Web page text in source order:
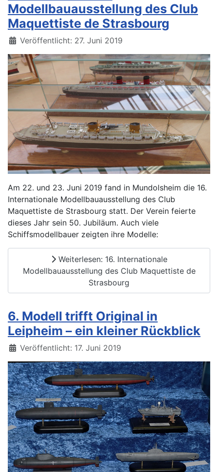
Modellbauausstellung des Club
Maquettiste de Strasbourg
Details
Veröffentlicht: 27. Juni 2019
Am 22. und 23. Juni 2019 fand in Mundolsheim die 16.
Internationale Modellbauausstellung des Club
Maquettiste de Strasbourg statt. Der Verein feierte
dieses Jahr sein 50. Jubiläum. Auch viele
Schiffsmodellbauer zeigten ihre Modelle:
Weiterlesen: 16. Internationale
Modellbauausstellung des Club Maquettiste de
Strasbourg
6. Modell trifft Original in
Leipheim – ein kleiner Rückblick
Details
Veröffentlicht: 17. Juni 2019